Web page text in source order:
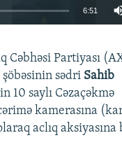
240p 360p
720p 1080p
6:51
Cəbhəsi Partiyası
şöbəsinin sədri Sahib
10 saylı Cəzaçəkmə
kamerasına
aclıq aksiyasına